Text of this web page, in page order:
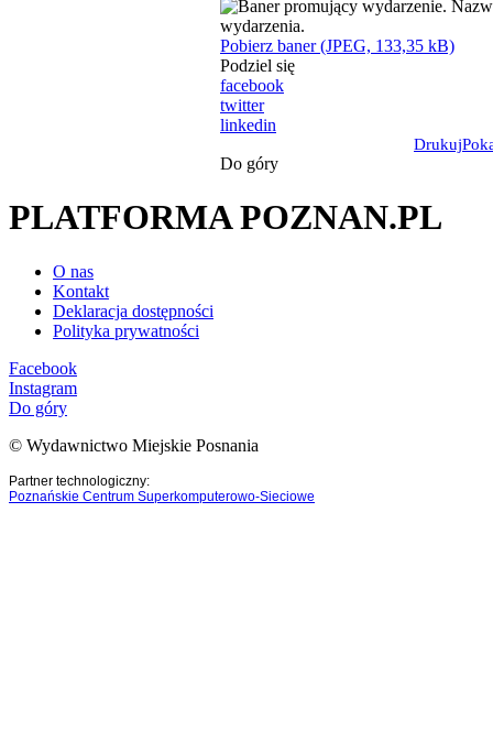
Pobierz baner (JPEG, 133,35 kB)
Podziel się
facebook
twitter
linkedin
Drukuj
Do góry
PLATFORMA POZNAN.PL
O nas
Kontakt
Deklaracja dostępności
Polityka prywatności
Facebook
Instagram
Do góry
© Wydawnictwo Miejskie Posnania
Partner technologiczny:
Poznańskie Centrum Superkomputerowo-Sieciowe